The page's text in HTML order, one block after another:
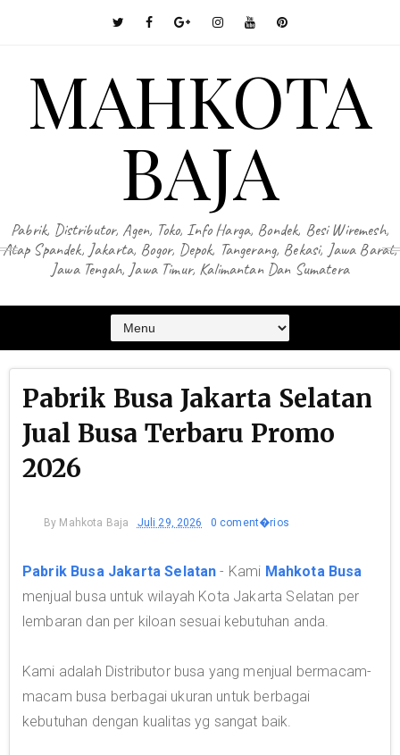
MAHKOTA
BAJA
Pabrik, Distributor, Agen, Toko, Info Harga, Bondek, Besi Wiremesh,
Atap Spandek, Jakarta, Bogor, Depok, Tangerang, Bekasi, Jawa Barat,
Jawa Tengah, Jawa Timur, Kalimantan Dan Sumatera
Pabrik Busa Jakarta Selatan
Jual Busa Terbaru Promo
2026
By Mahkota Baja Juli 29, 2026 0 coment�rios
Pabrik Busa Jakarta Selatan - Kami Mahkota Busa
menjual busa untuk wilayah Kota Jakarta Selatan per
lembaran dan per kiloan sesuai kebutuhan anda.
Kami adalah Distributor busa yang menjual bermacam-
macam busa berbagai ukuran untuk berbagai
kebutuhan dengan kualitas yg sangat baik.